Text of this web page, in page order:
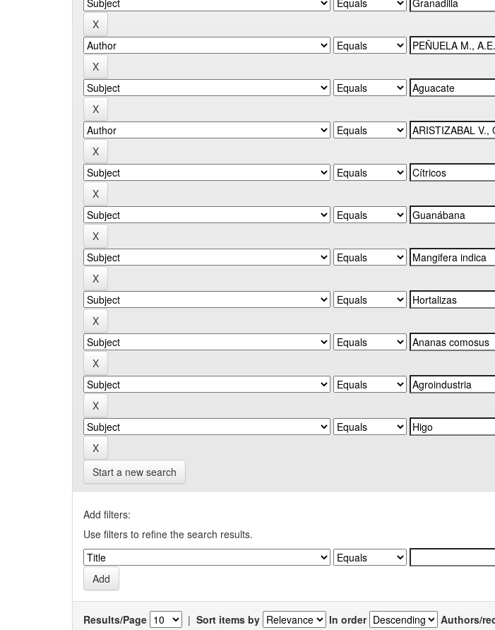
Start a new search
Add filters:
Use filters to refine the search results.
Results/Page | Sort items by In order Authors/